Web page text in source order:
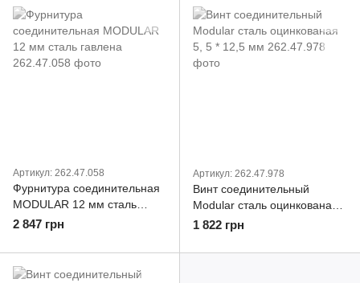
Артикул: 262.47.058
Фурнитура соединительная
MODULAR 12 мм сталь
гавлена
2 847 грн
Артикул: 262.47.978
Винт соединительный
Modular сталь оцинкованая
5, 5 * 12,5 мм
1 822 грн